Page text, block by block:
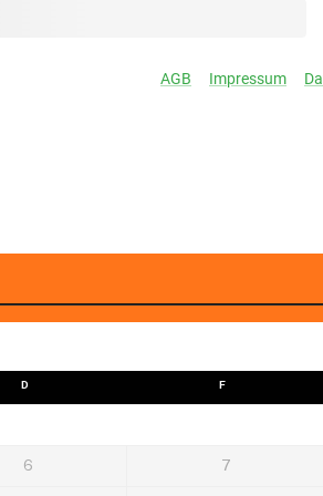
D F
6 7